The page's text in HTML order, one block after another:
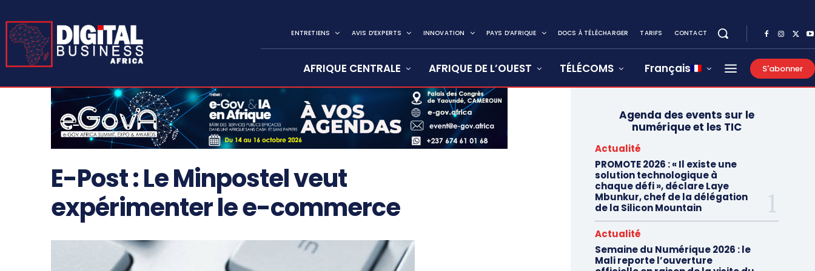
ENTRETIENS AVIS D’EXPERTS INNOVATION PAYS D’AFRIQUE DOCS À TÉLÉCHARGER TARIFS CONTACT
AFRIQUE CENTRALE AFRIQUE DE L’OUEST TÉLÉCOMS Français S'abonner
E-Post : Le Minpostel veut
expérimenter le e-commerce
Agenda des events sur le
numérique et les TIC
Actualité
PROMOTE 2026 : « Il existe une
solution technologique à
chaque défi », déclare Laye
Mbunkur, chef de la délégation
de la Silicon Mountain
Actualité
Semaine du Numérique 2026 : le
Mali reporte l’ouverture